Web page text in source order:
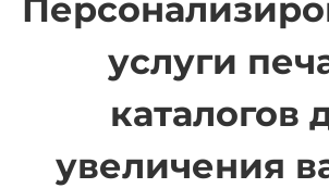
услуги
каталогов
увеличения